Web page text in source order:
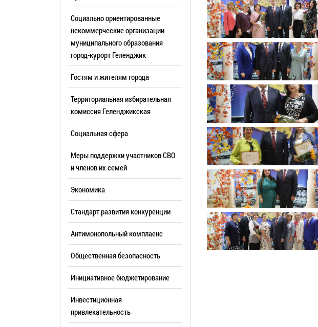
Стандарт развития конкуренции
Антимонопольный комплаенс
Общественная безопасность
Инициативное бюджетирование
Инвестиционная
Видеогалерея
РУКОВОДИТЕЛИ
Список руководителей
Резерв управленческих кадров
Торги
Сведения о нестационарных
объектах (НТО), QR-коды
Имущественная поддержка
субъектов МСП
Участие в программах
Проектная деятельность
Информационные системы
Официальные визиты и рабочие
поездки
Результаты проверок
Профсоюзные организации
Социально ориентированные
некоммерческие организации
муниципального образования
город-курорт Геленджик
Гостям и жителям города
Территориальная избирательная
комиссия Геленджикcкая
Социальная сфера
Меры поддержки участников СВО
и членов их семей
Экономика
Стандарт развития конкуренции
Антимонопольный комплаенс
Общественная безопасность
Инициативное бюджетирование
Инвестиционная
привлекательность